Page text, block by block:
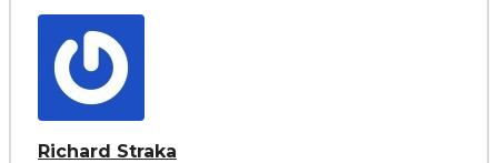
Richard Straka